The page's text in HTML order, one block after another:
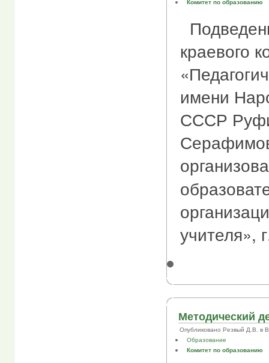
Комитет по образованию
краевого
имени
СССР
учителя»,
Методический
Опубликовано Резвый Д.В. в
Образование
Комитет по образованию